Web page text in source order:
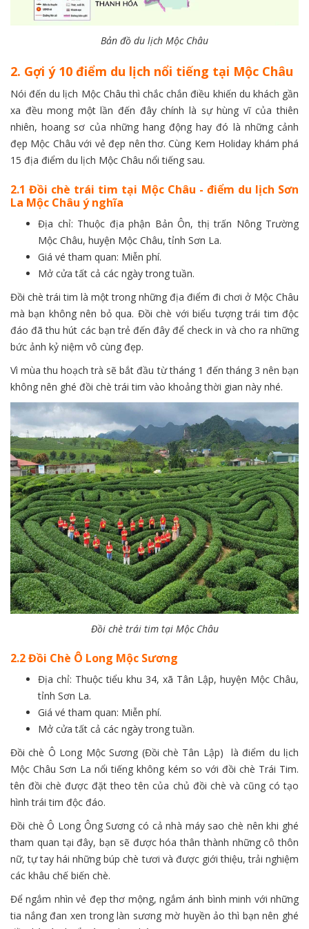
Bản đồ du lịch Mộc Châu
2. Gợi ý 10 điểm du lịch nổi tiếng tại Mộc Châu
Nói đến du lịch Mộc Châu thì chắc chắn điều khiến du khách gần
xa đều mong một lần đến đây chính là sự hùng vĩ của thiên
nhiên, hoang sơ của những hang động hay đó là những cảnh
đẹp Mộc Châu với vẻ đẹp nên thơ. Cùng Kem Holiday khám phá
15 địa điểm du lịch Mộc Châu nổi tiếng sau.
2.1 Đồi chè trái tim tại Mộc Châu - điểm du lịch Sơn
La Mộc Châu ý nghĩa
Địa chỉ: Thuộc địa phận Bản Ôn, thị trấn Nông Trường
Mộc Châu, huyện Mộc Châu, tỉnh Sơn La.
Giá vé tham quan: Miễn phí.
Mở cửa tất cả các ngày trong tuần.
Đồi chè trái tim là một trong những địa điểm đi chơi ở Mộc Châu
mà bạn không nên bỏ qua. Đồi chè với biểu tượng trái tim độc
đáo đã thu hút các bạn trẻ đến đây để check in và cho ra những
bức ảnh kỷ niệm vô cùng đẹp.
Vì mùa thu hoạch trà sẽ bắt đầu từ tháng 1 đến tháng 3 nên bạn
không nên ghé đồi chè trái tim vào khoảng thời gian này nhé.
Đồi chè trái tim tại Mộc Châu
2.2 Đồi Chè Ô Long Mộc Sương
Địa chỉ: Thuộc tiểu khu 34, xã Tân Lập, huyện Mộc Châu,
tỉnh Sơn La.
Giá vé tham quan: Miễn phí.
Mở cửa tất cả các ngày trong tuần.
Đồi chè Ô Long Mộc Sương (Đồi chè Tân Lập) là điểm du lịch
Mộc Châu Sơn La nổi tiếng không kém so với đồi chè Trái Tim.
tên đồi chè được đặt theo tên của chủ đồi chè và cũng có tạo
hình trái tim độc đáo.
Đồi chè Ô Long Ông Sương có cả nhà máy sao chè nên khi ghé
tham quan tại đây, bạn sẽ được hóa thân thành những cô thôn
nữ, tự tay hái những búp chè tươi và được giới thiệu, trải nghiệm
các khâu chế biến chè.
Để ngắm nhìn vẻ đẹp thơ mộng, ngắm ánh bình minh với những
tia nắng đan xen trong làn sương mờ huyền ảo thì bạn nên ghé